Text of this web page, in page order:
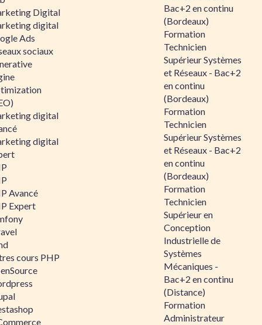
Digital
digital
Ads
sociaux
digital
digital
Avancé
Expert
cours PHP
Bac+2 en continu
(Bordeaux)
Formation
Technicien
Supérieur Systèmes
et Réseaux - Bac+2
en continu
(Bordeaux)
Formation
Technicien
Supérieur Systèmes
et Réseaux - Bac+2
en continu
(Bordeaux)
Formation
Technicien
Supérieur en
Conception
Industrielle de
Systèmes
Mécaniques -
Bac+2 en continu
(Distance)
Formation
Administrateur